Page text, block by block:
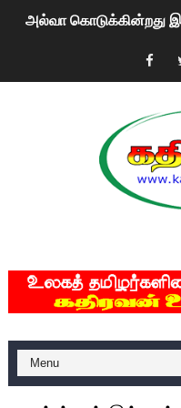
அல்வா கொடுக்கின்றது
2ஆம் நாள் உக்ரைன்
மகிந்த ராஜபக்சே பதவி
ரவுடி பேபிக்கு நடந்த
குண்டை தூக்கிப்போட்ட
யாழில் தமிழின
ஏர்போர்ட்டில் உதைத்த
சீனா இலங்கையிடம் 8